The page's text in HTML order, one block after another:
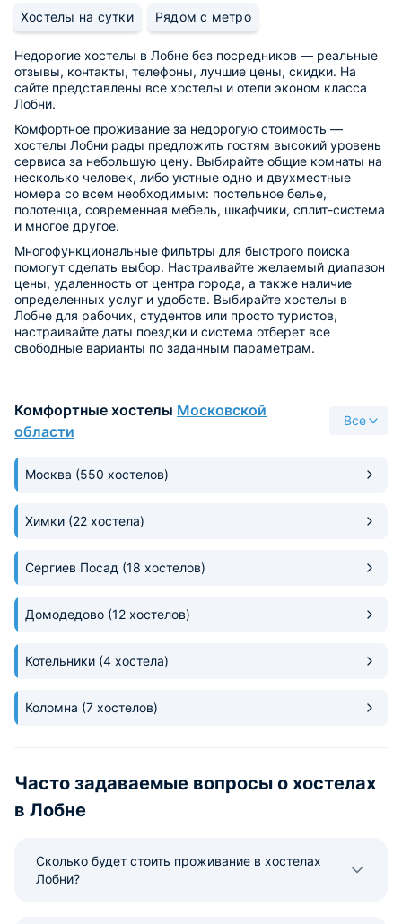
Хостелы на сутки Рядом с метро
Недорогие хостелы в Лобне без посредников — реальные
отзывы, контакты, телефоны, лучшие цены, скидки. На
сайте представлены все хостелы и отели эконом класса
Лобни.
Комфортное проживание за недорогую стоимость —
хостелы Лобни рады предложить гостям высокий уровень
сервиса за небольшую цену. Выбирайте общие комнаты на
несколько человек, либо уютные одно и двухместные
номера со всем необходимым: постельное белье,
полотенца, современная мебель, шкафчики, сплит-система
и многое другое.
Многофункциональные фильтры для быстрого поиска
помогут сделать выбор. Настраивайте желаемый диапазон
цены, удаленность от центра города, а также наличие
определенных услуг и удобств. Выбирайте хостелы в
Лобне для рабочих, студентов или просто туристов,
настраивайте даты поездки и система отберет все
свободные варианты по заданным параметрам.
Комфортные хостелы Московской
области
Все
Москва (550 хостелов)
Химки (22 хостела)
Сергиев Посад (18 хостелов)
Домодедово (12 хостелов)
Котельники (4 хостела)
Коломна (7 хостелов)
Часто задаваемые вопросы о хоcтелах
в Лобне
Сколько будет стоить проживание в хостелах
Лобни?